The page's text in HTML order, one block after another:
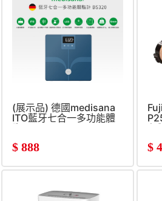
(展示品) 德國medisana
ITO藍牙七合一多功能體
$ 888 $